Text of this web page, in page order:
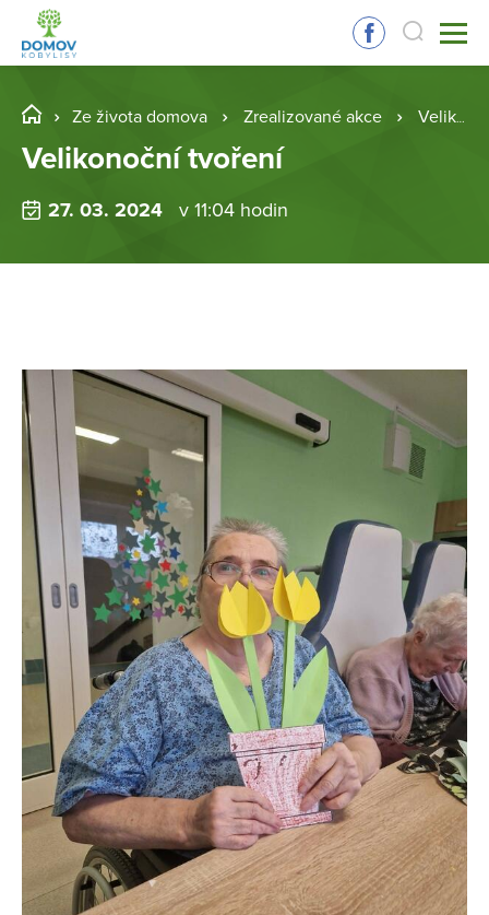
Ze života domova Zrealizované akce Velikonoční tvoření
Velikonoční tvoření
27. 03. 2024 v 11:04 hodin